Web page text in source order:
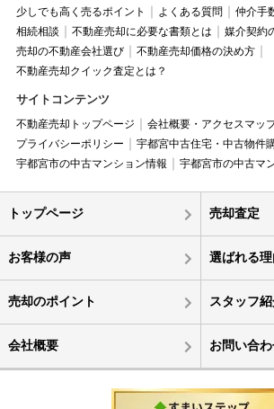
少しでも高く売るポイント
よくある質問
仲介手
相続相談
不動産売却に必要な書類とは
媒介契約
売却の不動産会社選び
不動産売却価格の決め方
不動産売却クイック査定とは？
サイトコンテンツ
不動産売却トップページ 会社概要・アクセスマッ
プライバシーポリシー
宇都宮中古住宅・中古物件
宇都宮市の中古マンション情報
宇都宮市の中古マ
トップページ 売却査定
お客様の声 選ばれる
売却のポイント スタッフ
会社概要 お問い合